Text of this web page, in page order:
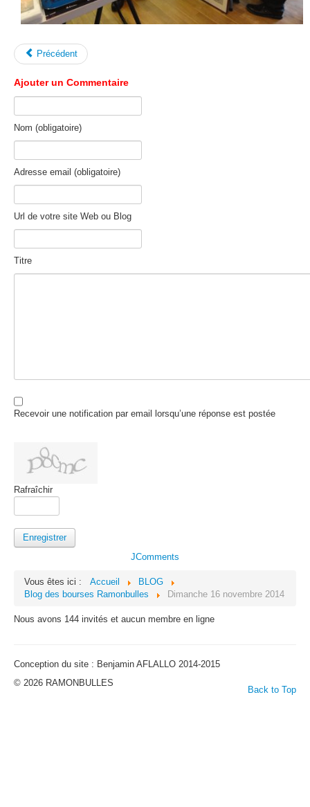
Précédent
Ajouter un Commentaire
Nom (obligatoire)
Adresse email (obligatoire)
Url de votre site Web ou Blog
Titre
Recevoir une notification par email lorsqu’une réponse est postée
Rafraîchir
Enregistrer
JComments
Vous êtes ici : Accueil
BLOG
Blog des bourses Ramonbulles
Dimanche 16 novembre 2014
Nous avons 144 invités et aucun membre en ligne
Conception du site : Benjamin AFLALLO 2014-2015
Back to Top
© 2026 RAMONBULLES